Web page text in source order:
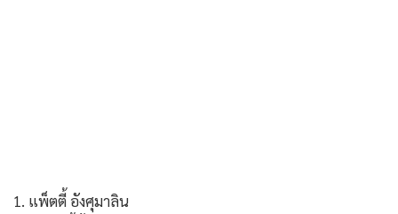
1. แพ็ตตี้ อังศุมาลิน